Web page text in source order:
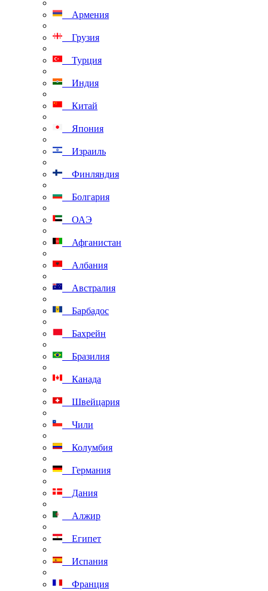
Армения
Грузия
Турция
Индия
Китай
Япония
Израиль
Финляндия
Болгария
ОАЭ
Афганистан
Албания
Австралия
Барбадос
Бахрейн
Бразилия
Канада
Швейцария
Чили
Колумбия
Германия
Дания
Алжир
Египет
Испания
Франция